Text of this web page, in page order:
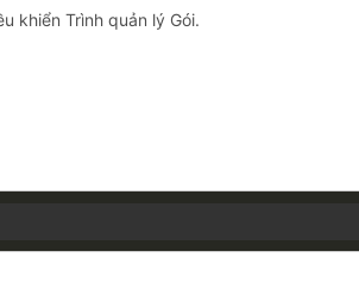
khiển Trình quản lý Gói.